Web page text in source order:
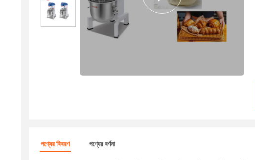
পণ্যের বিবরণ পণ্যের বর্ণনা